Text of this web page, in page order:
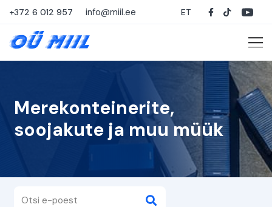
+372 6 012 957 info@miil.ee ET
Merekonteinerite,
soojakute ja muu müük